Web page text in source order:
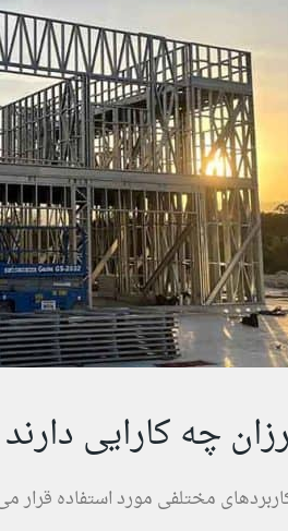
چه کارایی دارند
مختلفی مورد استفاده قرار